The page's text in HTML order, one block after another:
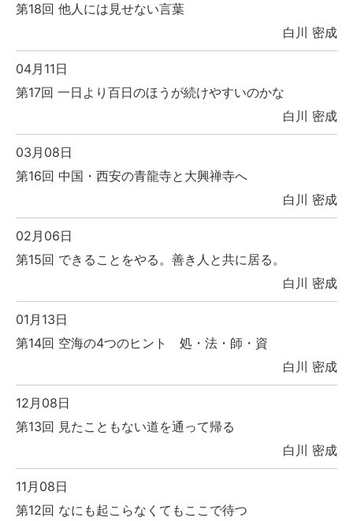
第18回 他人には見せない言葉
白川 密成
04月11日
第17回 一日より百日のほうが続けやすいのかな
白川 密成
03月08日
第16回 中国・西安の青龍寺と大興禅寺へ
白川 密成
02月06日
第15回 できることをやる。善き人と共に居る。
白川 密成
01月13日
第14回 空海の4つのヒント 処・法・師・資
白川 密成
12月08日
第13回 見たこともない道を通って帰る
白川 密成
11月08日
第12回 なにも起こらなくてもここで待つ